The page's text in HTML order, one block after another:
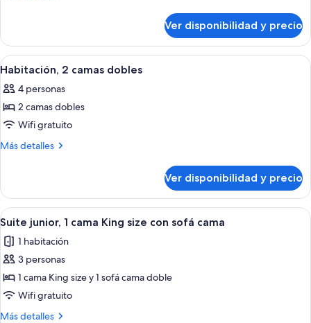
size
2
camas
Queen
Ver disponibilidad y precio
Ver
todas
las
fotos
de
Habitación,
dobles
Habitación de hotel con dos camas,
4
Habitación, 2 camas dobles
4 personas
2 camas dobles
Wifi gratuito
Más detalles
Más
2
camas
dobles
Ver disponibilidad y precio
Ver
todas
las
fotos
de
Suite
junior,
Un dormitorio con una cama
4
Suite junior, 1 cama King size con sofá cama
1 habitación
3 personas
1 cama King size y 1 sofá cama doble
Wifi gratuito
Más detalles
Más